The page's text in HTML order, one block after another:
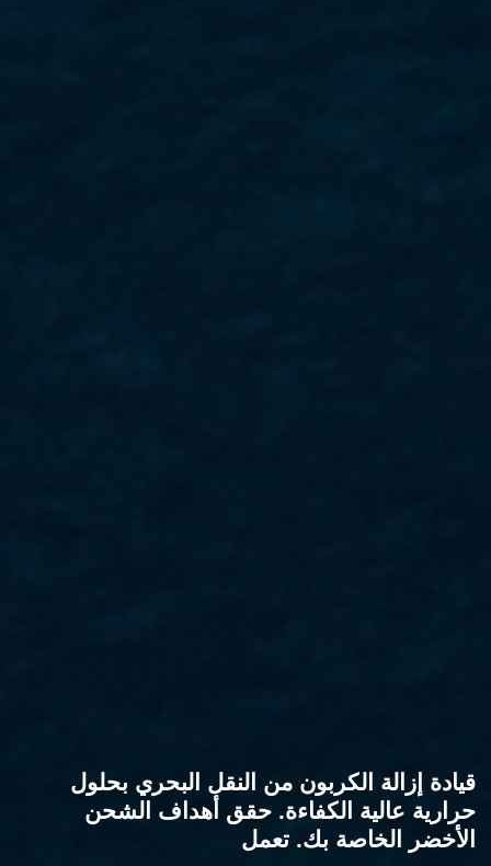
قيادة إزالة الكربون من النقل البحري بحلول
حرارية عالية الكفاءة. حقق أهداف الشحن
الأخضر الخاصة بك. تعمل